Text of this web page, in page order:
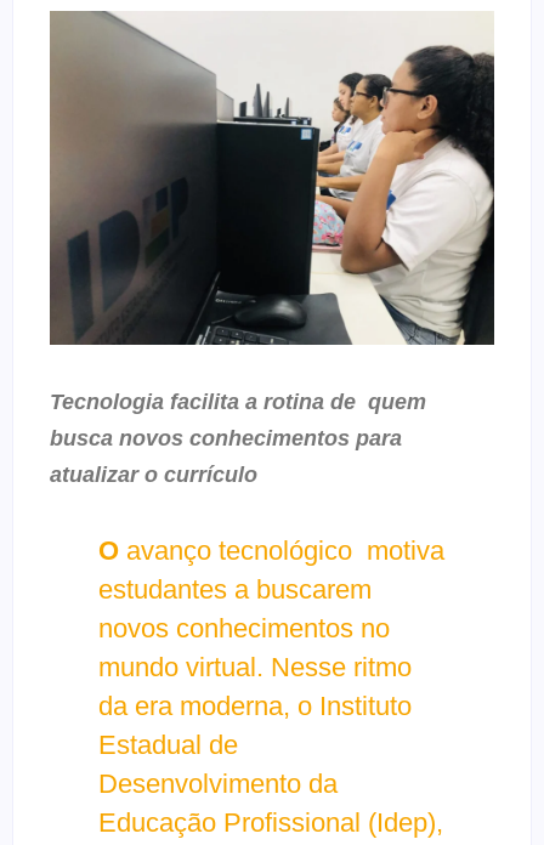
Tecnologia facilita a rotina de quem
busca novos conhecimentos para
atualizar o currículo
O avanço tecnológico motiva
estudantes a buscarem
novos conhecimentos no
mundo virtual. Nesse ritmo
da era moderna, o Instituto
Estadual de
Desenvolvimento da
Educação Profissional (Idep),